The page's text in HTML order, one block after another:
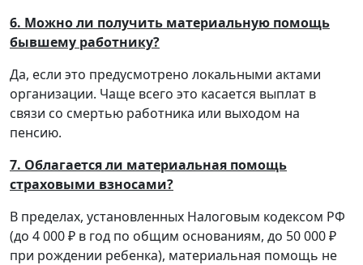
6. Можно ли получить материальную помощь
бывшему работнику?
Да, если это предусмотрено локальными актами
организации. Чаще всего это касается выплат в
связи со смертью работника или выходом на
пенсию.
7. Облагается ли материальная помощь
страховыми взносами?
В пределах, установленных Налоговым кодексом РФ
(до 4 000 ₽ в год по общим основаниям, до 50 000 ₽
при рождении ребенка), материальная помощь не